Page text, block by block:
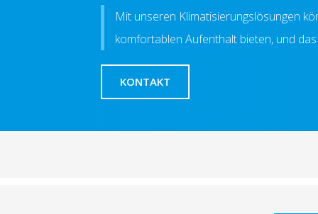
Mit unseren Klimatisierungslösungen
komfortablen Aufenthalt bieten, und
KONTAKT